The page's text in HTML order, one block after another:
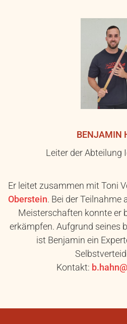
BENJAMIN
Leiter der Abteilung
Er leitet zusammen mit Toni
Oberstein. Bei der Teilnahme
Meisterschaften konnte er
erkämpfen. Aufgrund seines
ist Benjamin ein
Kontakt: